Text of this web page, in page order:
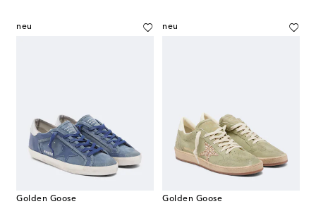
neu
Golden Goose
neu
Golden Goose